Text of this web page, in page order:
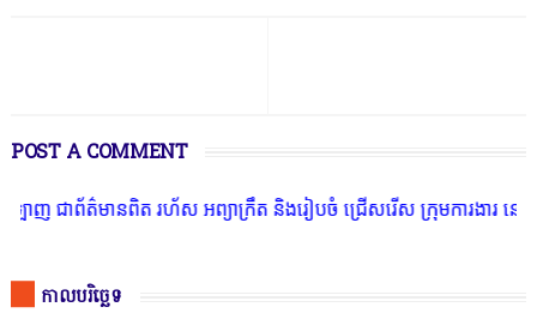
POST A COMMENT
ត រហ័ស អព្យាក្រឹត និងរៀបចំ ជ្រើសរើស ក្រុមការងារ នៅតាមបណ្តាលរា
កាលបរិច្ឆេទ